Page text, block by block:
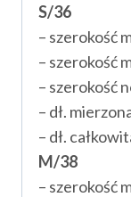
S/36
– szerokość
– szerokość
– szerokość
– dł.
– dł.
M/38
– szerokość